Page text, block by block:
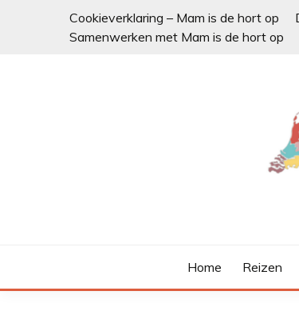
Cookieverklaring – Mam is de hort op
Samenwerken met Mam is de hort op
Home Reizen